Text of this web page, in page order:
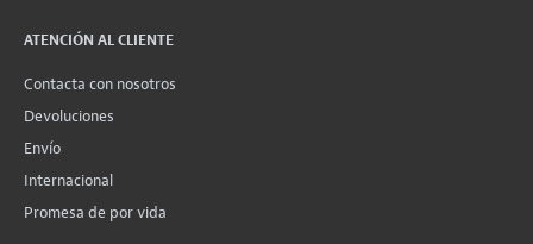
ATENCIÓN AL CLIENTE
Contacta con nosotros
Devoluciones
Envío
Internacional
Promesa de por vida